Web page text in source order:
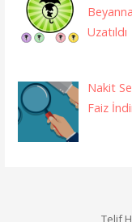
Uzatıldı
Nakit
Faiz
Telif